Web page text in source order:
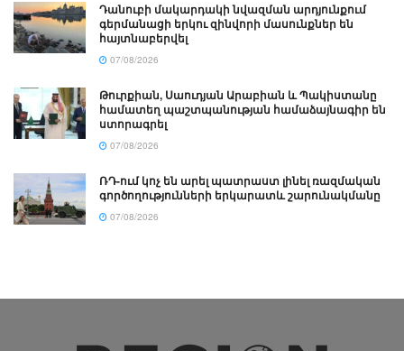
Դանուբի մակարդակի նվազման արդյունքում
գերմանացի երկու զինվորի մասունքներ են
հայտնաբերվել
07/08/2026
Թուրքիան, Սաուդյան Արաբիան և Պակիստանը
համատեղ պաշտպանության համաձայնագիր են
ստորագրել
07/08/2026
ՌԴ-ում կոչ են արել պատրաստ լինել ռազմական
գործողությունների երկարատև շարունակմանը
07/08/2026